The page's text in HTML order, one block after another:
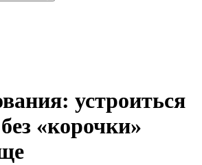
устроиться
«корочки»